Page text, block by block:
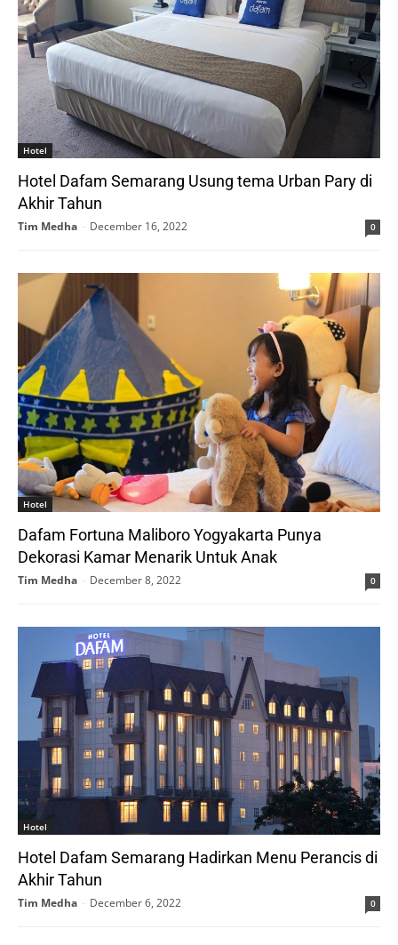
Hotel
Hotel Dafam Semarang Usung tema Urban Pary di
Akhir Tahun
Tim Medha - December 16, 2022 0
Hotel
Dafam Fortuna Maliboro Yogyakarta Punya
Dekorasi Kamar Menarik Untuk Anak
Tim Medha - December 8, 2022 0
Hotel
Hotel Dafam Semarang Hadirkan Menu Perancis di
Akhir Tahun
Tim Medha - December 6, 2022 0